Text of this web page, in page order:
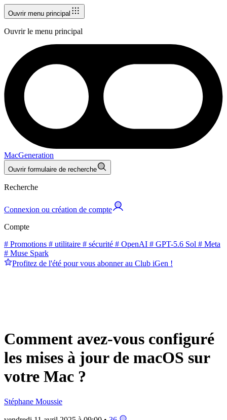
Ouvrir menu principal
Ouvrir le menu principal
MacGeneration
Ouvrir formulaire de recherche
Recherche
Connexion ou création de compte
Compte
# Promotions # utilitaire # sécurité # OpenAI # GPT-5.6 Sol # Meta
# Muse Spark
Profitez de l'été pour vous abonner au Club iGen !
Comment avez-vous configuré
les mises à jour de macOS sur
votre Mac ?
Stéphane Moussie